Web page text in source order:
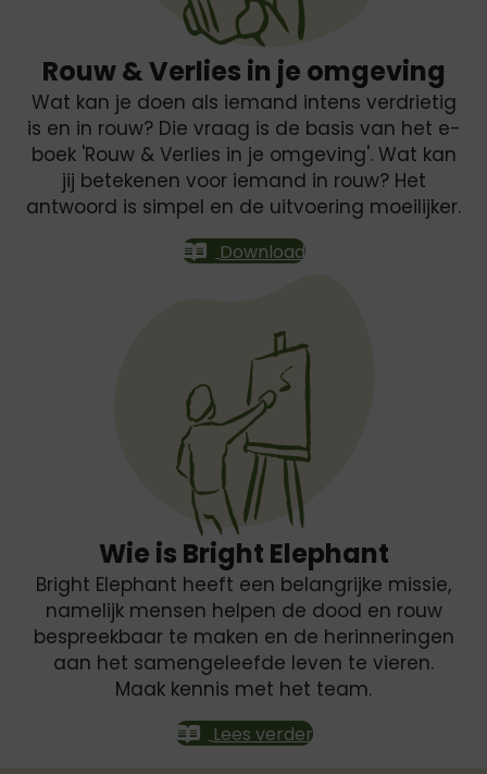
Rouw & Verlies in je omgeving
Wat kan je doen als iemand intens verdrietig
is en in rouw? Die vraag is de basis van het e-
boek 'Rouw & Verlies in je omgeving'. Wat kan
jij betekenen voor iemand in rouw? Het
antwoord is simpel en de uitvoering moeilijker.
Download
Wie is Bright Elephant
Bright Elephant heeft een belangrijke missie,
namelijk mensen helpen de dood en rouw
bespreekbaar te maken en de herinneringen
aan het samengeleefde leven te vieren.
Maak kennis met het team.
Lees verder